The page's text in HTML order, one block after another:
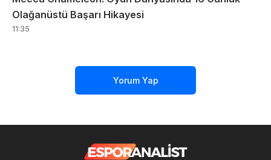
Olağanüstü Başarı Hikayesi
11:35
Yorum Yap